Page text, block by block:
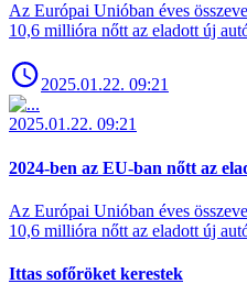
Az Európai Unióban éves
10,6 millióra nőtt az eladott új
2025.01.22. 09:21
2025.01.22. 09:21
2024-ben az EU-ban nőtt az
Az Európai Unióban éves
10,6 millióra nőtt az eladott új
Ittas sofőröket kerestek